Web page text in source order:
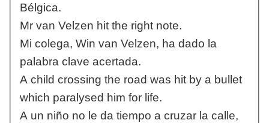
Bélgica.
Mr van Velzen hit the right note.
Mi colega, Win van Velzen, ha dado la
palabra clave acertada.
A child crossing the road was hit by a bullet
which paralysed him for life.
A un niño no le da tiempo a cruzar la calle,